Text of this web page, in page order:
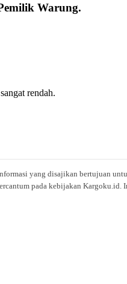
Warung.
rendah.
yang disajikan bertujuan
pada kebijakan